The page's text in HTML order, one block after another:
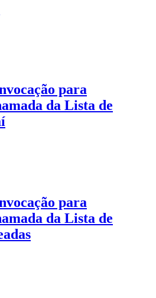
para
da Lista de
para
da Lista de